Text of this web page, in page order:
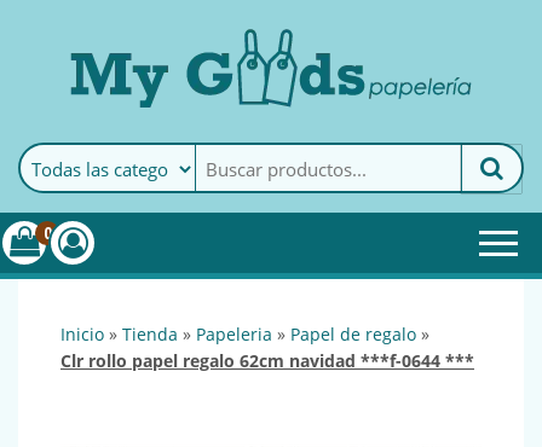
MyGoods · PapeleríaMy Goods es tu papelería
online de confianza. Podrás
encontrar todo lo necesario
0
inicio » tienda » papeleria » papel de regalo »
clr rollo papel regalo 62cm navidad ***f-0644 ***